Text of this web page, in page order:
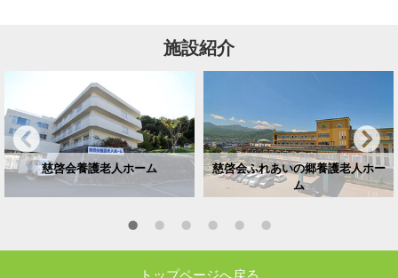
施設紹介
慈啓会養護老人ホーム
慈啓会ふれあいの郷養護老人ホー
ム
トップページへ戻る